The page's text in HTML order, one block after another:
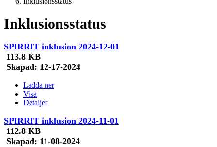
Inklusionsstatus
SPIRRIT inklusion 2024-12-01
113.8 KB
Skapad: 12-17-2024
Ladda ner
Visa
Detaljer
SPIRRIT inklusion 2024-11-01
112.8 KB
Skapad: 11-08-2024